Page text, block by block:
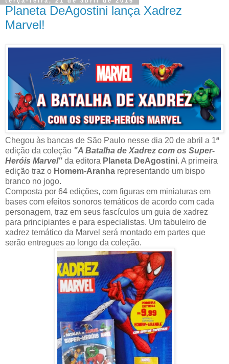
Planeta DeAgostini lança Xadrez
Marvel!
Chegou às bancas de São Paulo nesse dia 20 de abril a 1ª
edição da coleção "A Batalha de Xadrez com os Super-
Heróis Marvel" da editora Planeta DeAgostini. A primeira
edição traz o Homem-Aranha representando um bispo
branco no jogo.
Composta por 64 edições, com figuras em miniaturas em
bases com efeitos sonoros temáticos de acordo com cada
personagem, traz em seus fascículos um guia de xadrez
para principiantes e para especialistas. Um tabuleiro de
xadrez temático da Marvel será montado em partes que
serão entregues ao longo da coleção.